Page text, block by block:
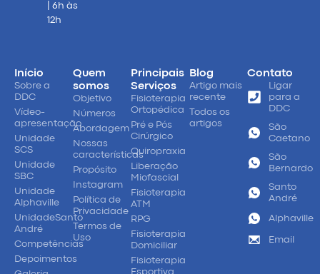
| 6h às
12h
Início
Sobre a
DDC
Vídeo-
apresentação
Unidade
SCS
Unidade
SBC
Unidade
Alphaville
UnidadeSanto
André
Competências
Depoimentos
Quem
somos
Objetivo
Números
Abordagem
Nossas
características
Propósito
Instagram
Política de
Privacidade
Termos de
Uso
Principais
Serviços
Fisioterapia
Ortopédica
Pré e Pós
Cirúrgico
Quiropraxia
Liberação
Miofascial
Fisioterapia
ATM
RPG
Fisioterapia
Domiciliar
Fisioterapia
Esportiva
Blog
Artigo mais
recente
Todos os
artigos
Contato
Ligar
para a
DDC
São
Caetano
São
Bernardo
Santo
André
Alphaville
Email